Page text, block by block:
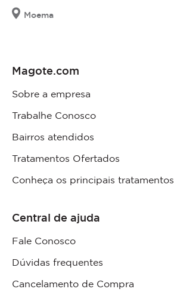
Moema
Magote.com
Sobre a empresa
Trabalhe Conosco
Bairros atendidos
Tratamentos Ofertados
Conheça os principais tratamentos
Central de ajuda
Fale Conosco
Dúvidas frequentes
Cancelamento de Compra